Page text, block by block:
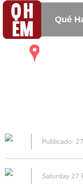
Qué
Publicado:
Saturday 27